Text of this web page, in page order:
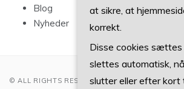
Blog
Nyheder
© ALL RIGHTS RESERVED 2022
at sikre, at
korrekt.
Disse cookies sættes
slettes automatisk,
slutter eller efter kort